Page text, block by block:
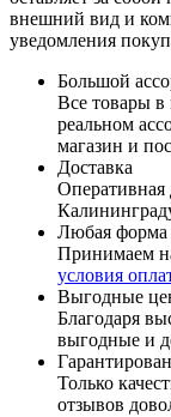
внешний вид и
уведомления
Большой
Все товары в
реальном
магазин и
Доставка
Оперативная
Любая форма
Принимаем
условия
Выгодные
Благодаря
выгодные и
Только
отзывов